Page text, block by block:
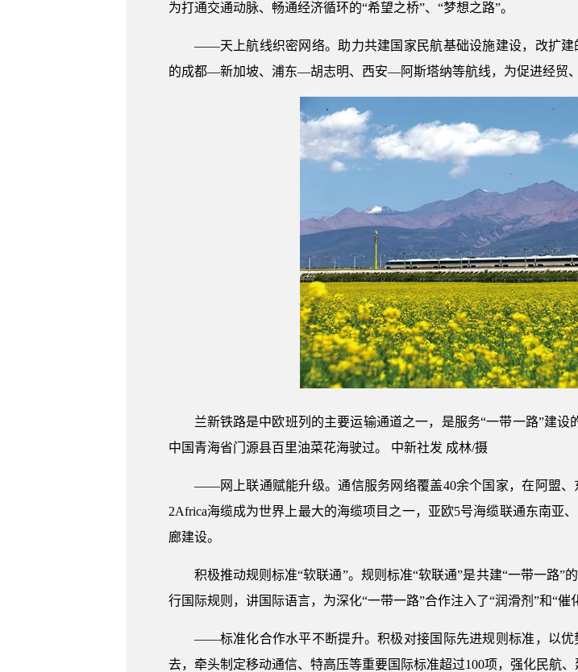
为打通交通动脉、畅通经济循环的“希望之桥”、“梦想之路”。
——天上航线织密网络。助力共建国家民航基础设施建设，改扩
的成都—新加坡、浦东—胡志明、西安—阿斯塔纳等航线，为促进经贸
兰新铁路是中欧班列的主要运输通道之一，是服务“一带一路”建
中国青海省门源县百里油菜花海驶过。 中新社发 成林/摄
——网上联通赋能升级。通信服务网络覆盖40余个国家，在阿盟
2Africa海缆成为世界上最大的海缆项目之一，亚欧5号海缆联通东南亚
廊建设。
积极推动规则标准“软联通”。规则标准“软联通”是共建“一带一路
行国际规则，讲国际语言，为深化“一带一路”合作注入了“润滑剂”和“催
——标准化合作水平不断提升。积极对接国际先进规则标准，以
去，牵头制定移动通信、特高压等重要国际标准超过100项，强化民航